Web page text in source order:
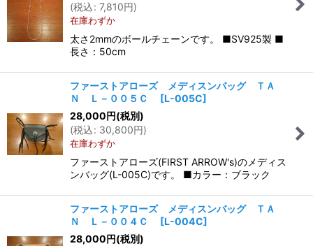
(税込: 7,810円)
在庫わずか
太さ2mmのボールチェーンです。 ■SV925製 ■
長さ：50cm
ファーストアローズ メディスンバッグ ＴＡ
Ｎ Ｌ－００５Ｃ
[L-005C]
28,000円(税別)
(税込: 30,800円)
在庫わずか
ファーストアローズ(FIRST ARROW's)のメディス
ンバッグ(L-005C)です。 ■カラー：ブラック
ファーストアローズ メディスンバッグ ＴＡ
Ｎ Ｌ－００４Ｃ
[L-004C]
28,000円(税別)